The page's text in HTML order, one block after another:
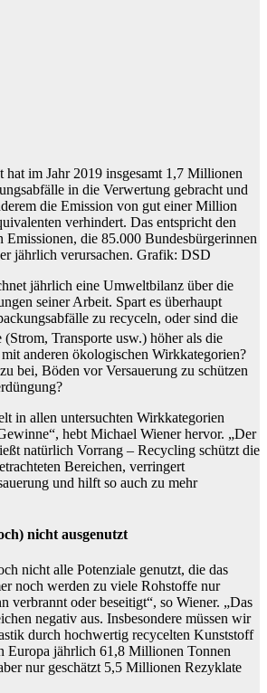
hat im Jahr 2019 insgesamt 1,7 Millionen
in die Verwertung gebracht und
die Emission von gut einer Million
verhindert. Das entspricht den
Emissionen, die 85.000 Bundesbürgerinnen
jährlich verursachen. Grafik: DSD
jährlich eine Umweltbilanz über die
seiner Arbeit. Spart es überhaupt
zu recyceln, oder sind die
Transporte usw.) höher als die
anderen ökologischen Wirkkategorien?
bei, Böden vor Versauerung zu schützen
in allen untersuchten Wirkkategorien
hebt Michael Wiener hervor. „Der
natürlich Vorrang – Recycling schützt die
Bereichen, verringert
und hilft so auch zu mehr
nicht ausgenutzt
nicht alle Potenziale genutzt, die das
noch werden zu viele Rohstoffe nur
verbrannt oder beseitigt“, so Wiener. „Das
negativ aus. Insbesondere müssen wir
durch hochwertig recycelten Kunststoff
Europa jährlich 61,8 Millionen Tonnen
nur geschätzt 5,5 Millionen Rezyklate